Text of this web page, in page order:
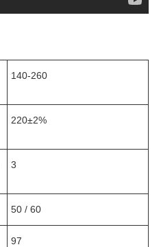
140-260
220±2%
3
50 / 60
97